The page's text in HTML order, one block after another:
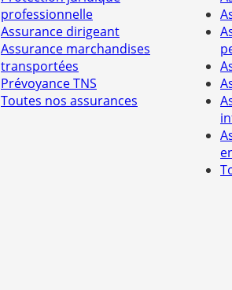
professionnelle
Assurance dirigeant
Assurance marchandises
transportées
Prévoyance TNS
Toutes nos assurances